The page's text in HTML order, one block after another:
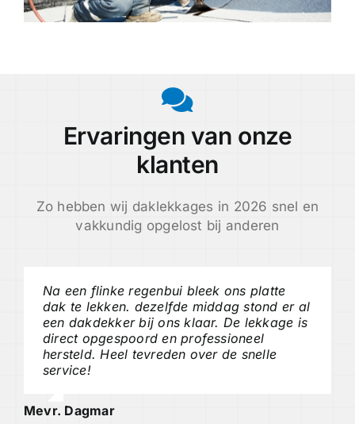
Ervaringen van onze
klanten
Zo hebben wij daklekkages in 2026 snel en
vakkundig opgelost bij anderen
Na een flinke regenbui bleek ons platte
dak te lekken. dezelfde middag stond er al
een dakdekker bij ons klaar. De lekkage is
direct opgespoord en professioneel
hersteld. Heel tevreden over de snelle
service!
Mevr. Dagmar